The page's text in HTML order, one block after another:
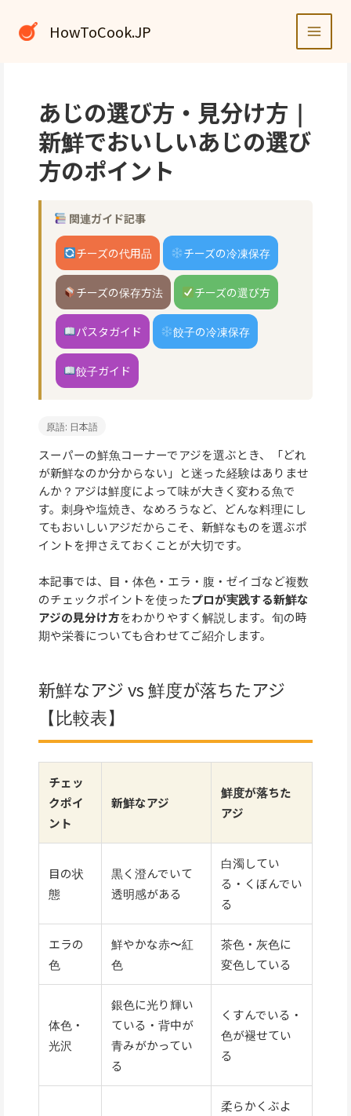
HowToCook.JP
あじの選び方・見分け方｜
新鮮でおいしいあじの選び
方のポイント
関連ガイド記事
チーズの代用品 チーズの冷凍保存
チーズの保存方法 チーズの選び方
パスタガイド 餃子の冷凍保存
餃子ガイド
原語: 日本語
スーパーの鮮魚コーナーでアジを選ぶとき、「どれ
が新鮮なのか分からない」と迷った経験はありませ
んか？アジは鮮度によって味が大きく変わる魚で
す。刺身や塩焼き、なめろうなど、どんな料理にし
てもおいしいアジだからこそ、新鮮なものを選ぶポ
イントを押さえておくことが大切です。
本記事では、目・体色・エラ・腹・ゼイゴなど複数
のチェックポイントを使ったプロが実践する新鮮な
アジの見分け方をわかりやすく解説します。旬の時
期や栄養についても合わせてご紹介します。
新鮮なアジ vs 鮮度が落ちたアジ
【比較表】
チェッ
クポイ
ント
新鮮なアジ
鮮度が落ちた
アジ
目の状
態
黒く澄んでいて
透明感がある
白濁してい
る・くぼんでい
る
エラの
色
鮮やかな赤〜紅
色
茶色・灰色に
変色している
体色・
光沢
銀色に光り輝い
ている・背中が
青みがかってい
る
くすんでいる・
色が褪せてい
る
柔らかくぶよ